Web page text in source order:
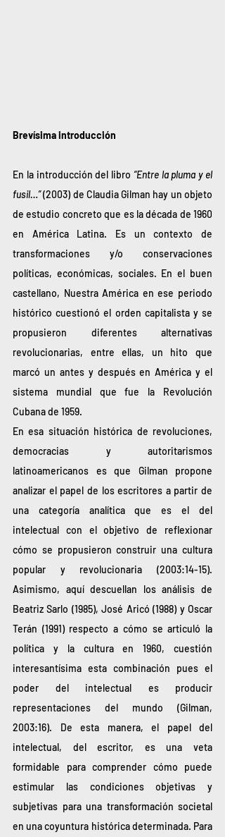
Brevísima introducción
En la introducción del libro “Entre la pluma y el
fusil…” (2003) de Claudia Gilman hay un objeto
de estudio concreto que es la década de 1960
en América Latina. Es un contexto de
transformaciones y/o conservaciones
políticas, económicas, sociales. En el buen
castellano, Nuestra América en ese periodo
histórico cuestionó el orden capitalista y se
propusieron diferentes alternativas
revolucionarias, entre ellas, un hito que
marcó un antes y después en América y el
sistema mundial que fue la Revolución
Cubana de 1959.
En esa situación histórica de revoluciones,
democracias y autoritarismos
latinoamericanos es que Gilman propone
analizar el papel de los escritores a partir de
una categoría analítica que es el del
intelectual con el objetivo de reflexionar
cómo se propusieron construir una cultura
popular y revolucionaria (2003:14-15).
Asimismo, aquí descuellan los análisis de
Beatriz Sarlo (1985), José Aricó (1988) y Oscar
Terán (1991) respecto a cómo se articuló la
política y la cultura en 1960, cuestión
interesantísima esta combinación pues el
poder del intelectual es producir
representaciones del mundo (Gilman,
2003:16). De esta manera, el papel del
intelectual, del escritor, es una veta
formidable para comprender cómo puede
estimular las condiciones objetivas y
subjetivas para una transformación societal
en una coyuntura histórica determinada. Para